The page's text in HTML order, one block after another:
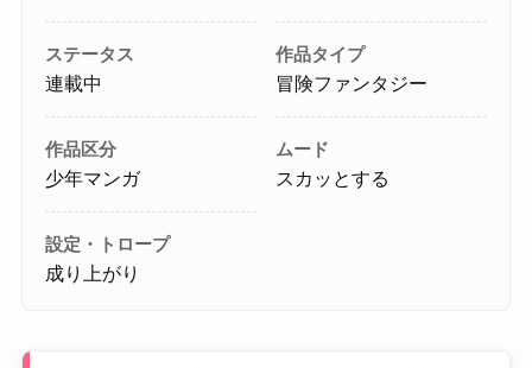
ステータス
連載中
作品タイプ
冒険ファンタジー
作品区分
少年マンガ
ムード
スカッとする
設定・トロープ
成り上がり